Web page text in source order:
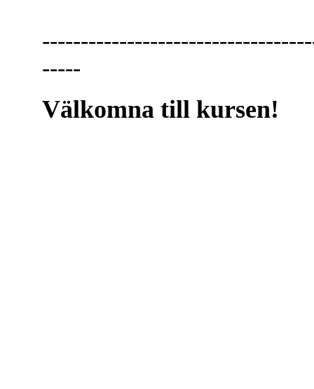
-----
Välkomna till kursen!